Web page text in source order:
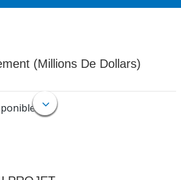
(Millions De Dollars)